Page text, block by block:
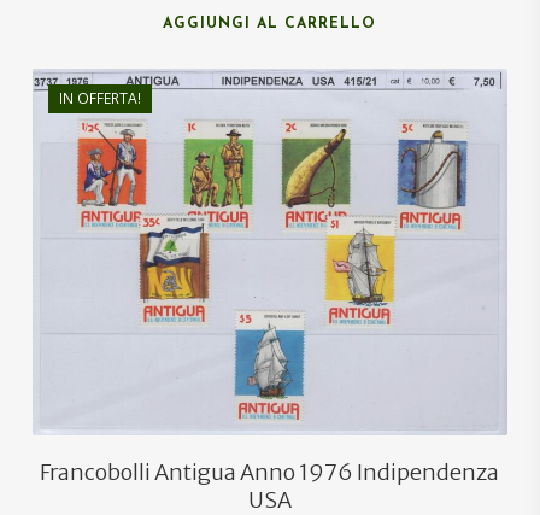
AGGIUNGI AL CARRELLO
IN OFFERTA!
€10,00
€ 7,00
Francobolli Antigua Anno 1976 Indipendenza
USA